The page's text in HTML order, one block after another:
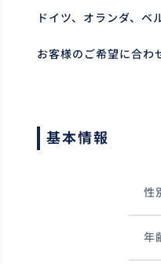
ドイツ、オランダ、ベ
お客様のご希望に合わ
基本情報
性
年